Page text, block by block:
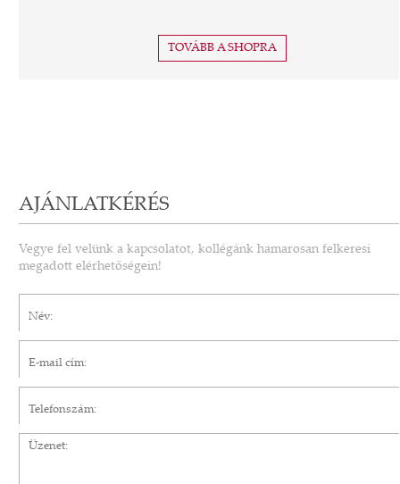
TOVÁBB A SHOPRA
AJÁNLATKÉRÉS
Vegye fel velünk a kapcsolatot, kollégánk hamarosan felkeresi
megadott elérhetőségein!
Üzenet